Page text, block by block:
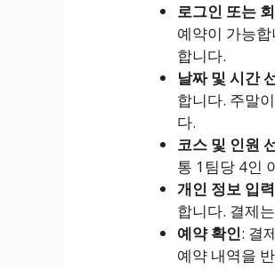
로그인 또는
예약이 가능
합니다.
날짜 및 시간
합니다. 주말
다.
코스 및 인원
통 1팀당 4인
개인 정보 입
합니다. 결제
예약 확인: 결
예약 내역을